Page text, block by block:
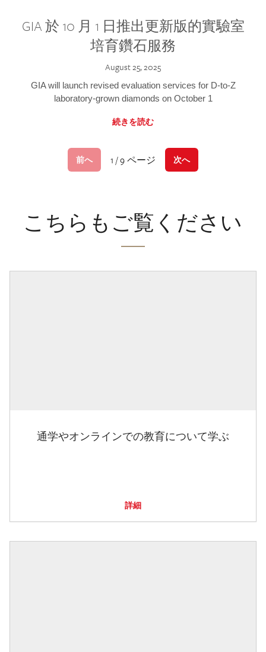
GIA 於 10 月 1 日推出更新版的實驗室
培育鑽石服務
August 25, 2025
GIA will launch revised evaluation services for D-to-Z
laboratory-grown diamonds on October 1
続きを読む
前へ 1 / 9 ページ 次へ
こちらもご覧ください
通学やオンラインでの教育について学ぶ
詳細